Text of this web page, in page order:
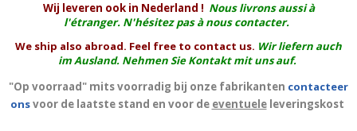
Wij leveren ook in Nederland ! Nous livrons aussi à
l'étranger. N'hésitez pas à nous contacter.
We ship also abroad. Feel free to contact us. Wir liefern auch
im Ausland. Nehmen Sie Kontakt mit uns auf.
"Op voorraad" mits voorradig bij onze fabrikanten contacteer
onsvoor de laatste stand en voor de eventueleleveringskost